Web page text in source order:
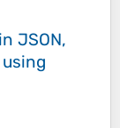
JSON,
using